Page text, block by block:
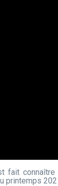
fait
printemps